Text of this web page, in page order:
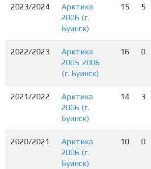
2023/2024
Арктика
2006 (г.
Буинск)
15 5
2022/2023
Арктика
2005-2006
(г. Буинск)
16 0
2021/2022
Арктика
2006 (г.
Буинск)
14 3
2020/2021
Арктика
2006 (г.
Буинск)
10 0